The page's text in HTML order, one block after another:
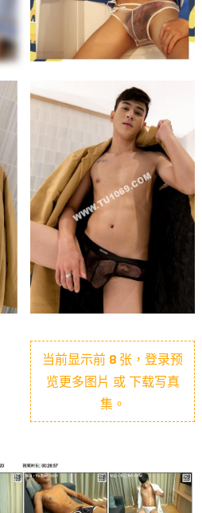
当前显示前 8 张，登录预
览更多图片 或 下载写真
集。